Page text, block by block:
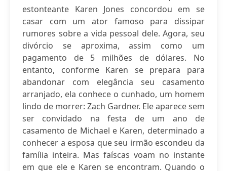
estonteante Karen Jones concordou em se
casar com um ator famoso para dissipar
rumores sobre a vida pessoal dele. Agora, seu
divórcio se aproxima, assim como um
pagamento de 5 milhões de dólares. No
entanto, conforme Karen se prepara para
abandonar com elegância seu casamento
arranjado, ela conhece o cunhado, um homem
lindo de morrer: Zach Gardner. Ele aparece sem
ser convidado na festa de um ano de
casamento de Michael e Karen, determinado a
conhecer a esposa que seu irmão escondeu da
família inteira. Mas faíscas voam no instante
em que ele e Karen se encontram. Quando o